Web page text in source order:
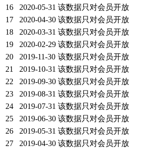
16
2020-05-31 该数据只对会员开放
17
2020-04-30 该数据只对会员开放
18
2020-03-31 该数据只对会员开放
19
2020-02-29 该数据只对会员开放
20
2019-11-30 该数据只对会员开放
21
2019-10-31 该数据只对会员开放
22
2019-09-30 该数据只对会员开放
23
2019-08-31 该数据只对会员开放
24
2019-07-31 该数据只对会员开放
25
2019-06-30 该数据只对会员开放
26
2019-05-31 该数据只对会员开放
27
2019-04-30 该数据只对会员开放